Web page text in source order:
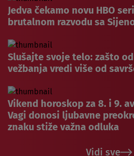
Jedva čekamo novu HBO
brutalnom razvodu sa
Slušajte svoje telo: zašto
vežbanja vredi više od
Vikend horoskop za 8. i 9.
Vagi donosi ljubavne
znaku stiže važna odluka
Vidi sve